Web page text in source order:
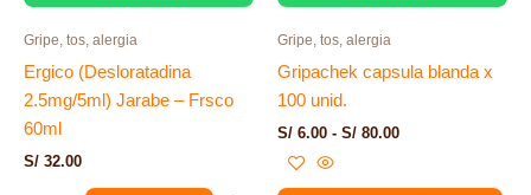
Gripe, tos, alergia
Ergico (Desloratadina
2.5mg/5ml) Jarabe – Frsco
60ml
S/ 32.00
Gripe, tos, alergia
Gripachek capsula blanda x
100 unid.
S/ 6.00 - S/ 80.00
página
de
producto